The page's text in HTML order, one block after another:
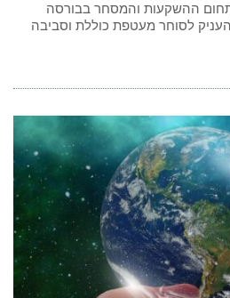
ההשקעות והמסחר בבורסה
לסוחר מעטפת כוללת וסביבה